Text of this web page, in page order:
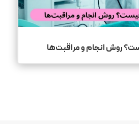
روش انجام و مراقبت‌ها